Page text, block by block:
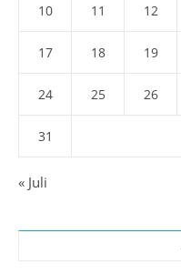
10 11 12
17 18 19
24 25 26
31
« Juli